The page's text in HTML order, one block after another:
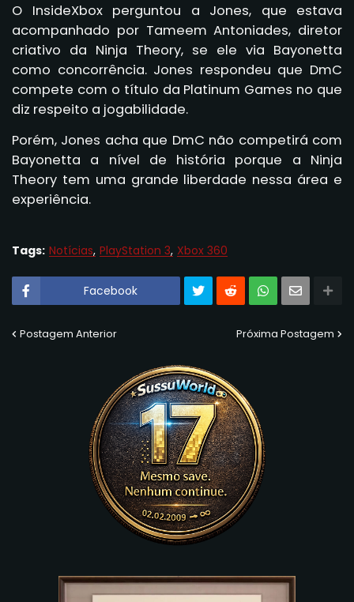
O InsideXbox perguntou a Jones, que estava
acompanhado por Tameem Antoniades, diretor
criativo da Ninja Theory, se ele via Bayonetta
como concorrência. Jones respondeu que DmC
compete com o título da Platinum Games no que
diz respeito a jogabilidade.
Porém, Jones acha que DmC não competirá com
Bayonetta a nível de história porque a Ninja
Theory tem uma grande liberdade nessa área e
experiência.
Tags: Notícias PlayStation 3 Xbox 360
Facebook
Postagem Anterior Próxima Postagem